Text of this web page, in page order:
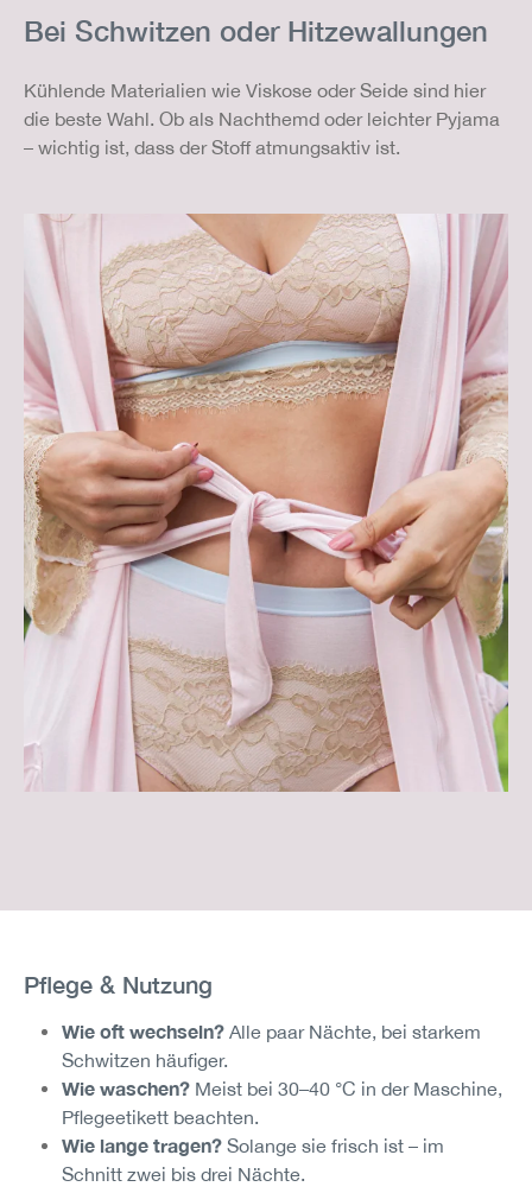
Bei Schwitzen oder Hitzewallungen
Kühlende Materialien wie Viskose oder Seide sind hier
die beste Wahl. Ob als Nachthemd oder leichter Pyjama
– wichtig ist, dass der Stoff atmungsaktiv ist.
Pflege & Nutzung
Wie oft wechseln? Alle paar Nächte, bei starkem
Schwitzen häufiger.
Wie waschen? Meist bei 30–40 °C in der Maschine,
Pflegeetikett beachten.
Wie lange tragen? Solange sie frisch ist – im
Schnitt zwei bis drei Nächte.